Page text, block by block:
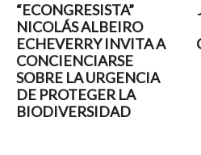
“ECONGRESISTA”
NICOLÁS ALBEIRO
ECHEVERRY INVITA A
CONCIENCIARSE
SOBRE LA URGENCIA
DE PROTEGER LA
BIODIVERSIDAD